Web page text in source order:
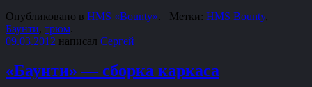
Опубликовано в HMS «Bounty». Метки: HMS Bounty,
Баунти, трюм.
09.03.2012 написал Сергей
«Баунти» — сборка каркаса